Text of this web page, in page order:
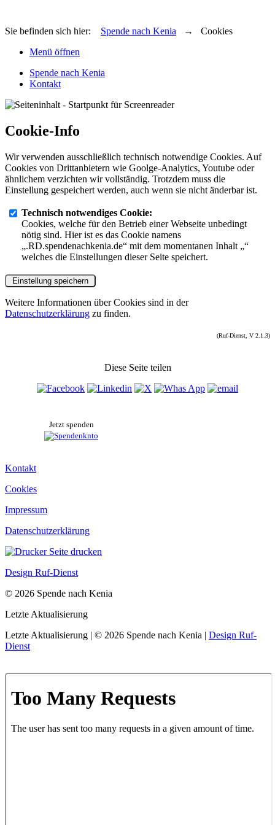
Sie befinden sich hier: Spende nach Kenia → Cookies
Menü öffnen
Spende nach Kenia
Kontakt
Cookie-Info
Wir verwenden ausschließlich technisch notwendige Cookies. Auf
Cookies von Drittanbietern wie Goolge-Analytics, Youtube oder
ähnlichem verzichten wir vollständig. Trotzdem muss die
Einstellung gespeichert werden, auch wenn sie nicht änderbar ist.
Technisch notwendiges Cookie:
Cookies, welche für den Betrieb einer Webseite unbedingt
nötig sind. Hier ist es das Cookie namens
„.RD.spendenachkenia.de“ mit dem momentanen Inhalt „“
welches die Einstellungen dieser Seite speichert.
Weitere Informationen über Cookies sind in der
Datenschutzerklärung zu finden.
(Ruf-Dienst, V 2.1.3)
Diese Seite teilen
Jetzt spenden
Kontakt
Cookies
Impressum
Datenschutzerklärung
Seite drucken
Design Ruf-Dienst
© 2026 Spende nach Kenia
Letzte Aktualisierung
Letzte Aktualisierung | © 2026 Spende nach Kenia | Design Ruf-
Dienst